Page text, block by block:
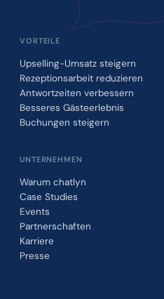
VORTEILE
Upselling-Umsatz steigern
Rezeptionsarbeit reduzieren
Antwortzeiten verbessern
Besseres Gästeerlebnis
Buchungen steigern
UNTERNEHMEN
Warum chatlyn
Case Studies
Events
Partnerschaften
Karriere
Presse